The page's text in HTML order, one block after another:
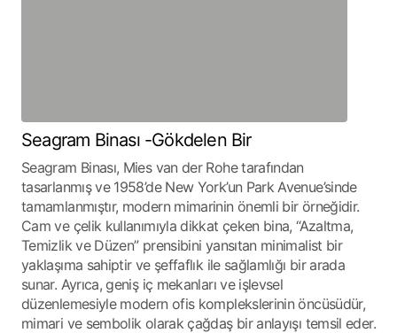
Seagram Binası -Gökdelen Bir
Seagram Binası, Mies van der Rohe tarafından
tasarlanmış ve 1958’de New York’un Park Avenue’sinde
tamamlanmıştır, modern mimarinin önemli bir örneğidir.
Cam ve çelik kullanımıyla dikkat çeken bina, “Azaltma,
Temizlik ve Düzen” prensibini yansıtan minimalist bir
yaklaşıma sahiptir ve şeffaflık ile sağlamlığı bir arada
sunar. Ayrıca, geniş iç mekanları ve işlevsel
düzenlemesiyle modern ofis komplekslerinin öncüsüdür,
mimari ve sembolik olarak çağdaş bir anlayışı temsil eder.